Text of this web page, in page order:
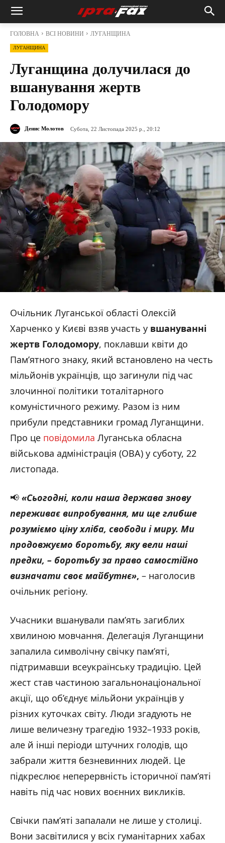
ГОЛОВНА ВСІ НОВИНИ ЛУГАНЩИНА
ЛУГАНЩИНА
Луганщина долучилася до
вшанування жертв
Голодомору
Денис Молотов Субота, 22 Листопада 2025 р., 20:12
Очільник Луганської області Олексій
Харченко у Києві взяв участь у вшануванні
жертв Голодомору, поклавши квіти до
Пам’ятного знаку, який встановлено на честь
мільйонів українців, що загинули під час
злочинної політики тоталітарного
комуністичного режиму. Разом із ним
прибули представники громад Луганщини.
Про це повідомила Луганська обласна
військова адміністрація (ОВА) у суботу, 22
листопада.
📢 «Сьогодні, коли наша держава знову
переживає випробування, ми ще глибше
розуміємо ціну хліба, свободи і миру. Ми
продовжуємо боротьбу, яку вели наші
предки, – боротьбу за право самостійно
визначати своє майбутнє», – наголосив
очільник регіону.
Учасники вшанували пам’ять загиблих
хвилиною мовчання. Делегація Луганщини
запалила символічну свічку пам’яті,
підтримавши всеукраїнську традицію. Цей
жест став частиною загальнонаціональної
акції, що об’єднує мільйони українців у
різних куточках світу. Люди згадують не
лише величезну трагедію 1932–1933 років,
але й інші періоди штучних голодів, що
забрали життя безневинних людей. Це
підкреслює неперервність історичної пам’яті
навіть під час нових воєнних викликів.
Свічки пам’яті запалали не лише у столиці.
Вони засвітилися у всіх гуманітарних хабах